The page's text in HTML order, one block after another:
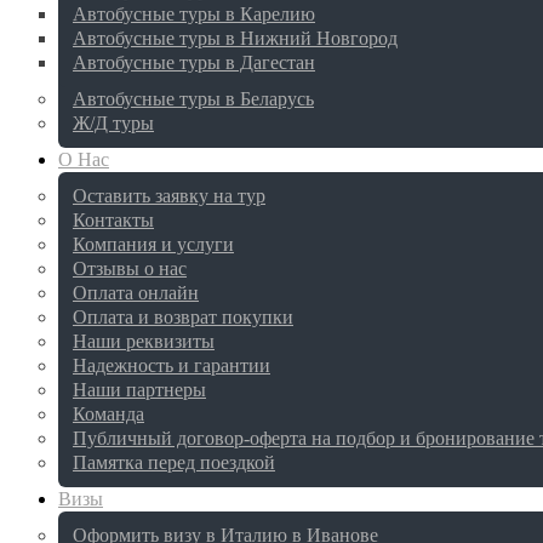
Автобусные туры в Карелию
Автобусные туры в Нижний Новгород
Автобусные туры в Дагестан
Автобусные туры в Беларусь
Ж/Д туры
О Нас
Оставить заявку на тур
Контакты
Компания и услуги
Отзывы о нас
Оплата онлайн
Оплата и возврат покупки
Наши реквизиты
Надежность и гарантии
Наши партнеры
Команда
Публичный договор-оферта на подбор и бронирование
Памятка перед поездкой
Визы
Оформить визу в Италию в Иванове